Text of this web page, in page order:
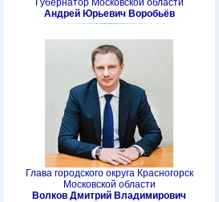
Губернатор Московской области
Андрей Юрьевич Воробьёв
Глава городского округа Красногорск
Московской области
Волков Дмитрий Владимирович